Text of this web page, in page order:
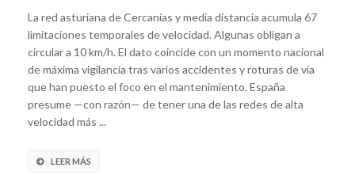
La red asturiana de Cercanías y media distancia acumula 67
limitaciones temporales de velocidad. Algunas obligan a
circular a 10 km/h. El dato coincide con un momento nacional
de máxima vigilancia tras varios accidentes y roturas de vía
que han puesto el foco en el mantenimiento. España
presume —con razón— de tener una de las redes de alta
velocidad más ...
LEER MÁS